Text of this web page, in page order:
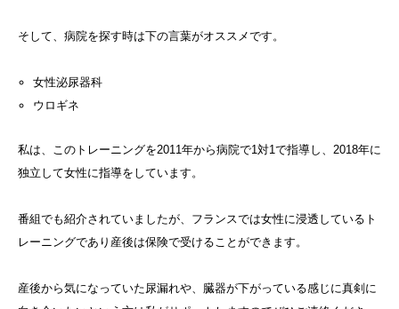
そして、病院を探す時は下の言葉がオススメです。
女性泌尿器科
ウロギネ
私は、このトレーニングを2011年から病院で1対1で指導し、2018年に
独立して女性に指導をしています。
番組でも紹介されていましたが、フランスでは女性に浸透しているト
レーニングであり産後は保険で受けることができます。
産後から気になっていた尿漏れや、臓器が下がっている感じに真剣に